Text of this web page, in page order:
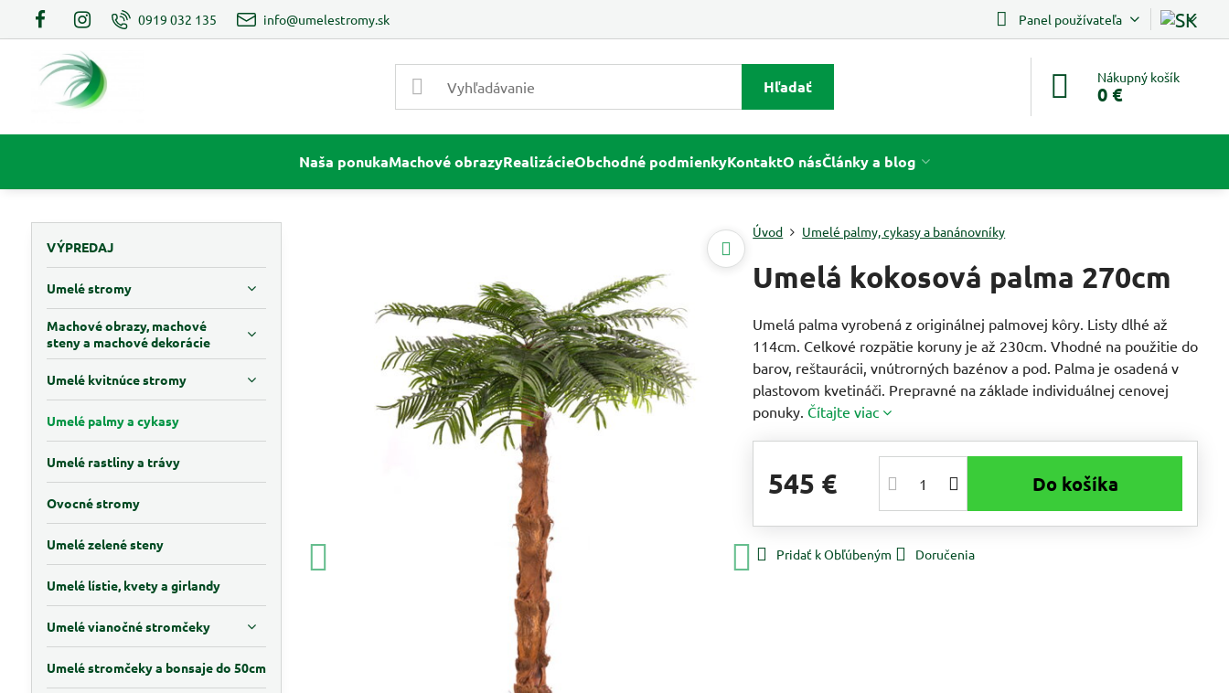
0919 032 135 info@umelestromy.sk Panel používateľa
Hľadať Nákupný košík
0 €
Naša ponukaMachové obrazyRealizácieObchodné podmienkyKontaktO násČlánky a blog
Úvod Umelé palmy, cykasy a banánovníky
Umelá kokosová palma 270cm
Umelá palma vyrobená z originálnej palmovej kôry. Listy dlhé až
114cm. Celkové rozpätie koruny je až 230cm. Vhodné na použitie do
barov, reštaurácii, vnútrorných bazénov a pod. Palma je osadená v
plastovom kvetináči. Prepravné na základe individuálnej cenovej
ponuky. Čítajte viac
545 € Do košíka
Pridať k Obľúbeným Doručenia
VÝPREDAJ
Umelé stromy
Machové obrazy, machové
steny a machové dekorácie
Umelé kvitnúce stromy
Umelé palmy a cykasy
Umelé rastliny a trávy
Ovocné stromy
Umelé zelené steny
Umelé lístie, kvety a girlandy
Umelé vianočné stromčeky
Umelé stromčeky a bonsaje do 50cm